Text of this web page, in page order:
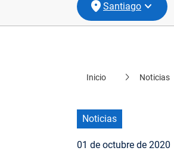
Santiago
location_onCoquimbo
location_onValparaíso
location_onBiobío
Inicio Noticias
Noticias
01 de octubre de 2020